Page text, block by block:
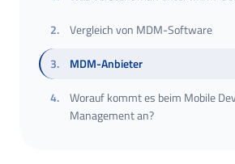
2.
Vergleich von MDM-Software
3.
MDM-Anbieter
4.
Worauf kommt es beim Mobile
Management an?